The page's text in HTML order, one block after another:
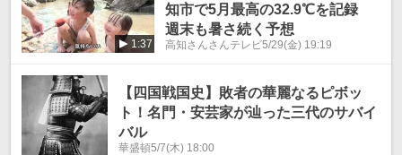
1:37
知市で5月最高の32.9℃を記録
週末も暑さ続く予想
高知さんさんテレビ5/29(金) 19:19
【四国戦国史】敗者の華麗なるピボッ
ト！名門・安芸家が辿った三代のサバイ
バル
華盛頓5/7(木) 18:00